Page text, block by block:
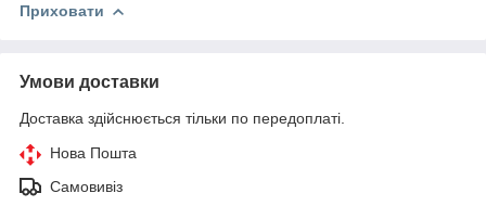
Приховати
Умови доставки
Доставка здійснюється тільки по передоплаті.
Нова Пошта
Самовивіз